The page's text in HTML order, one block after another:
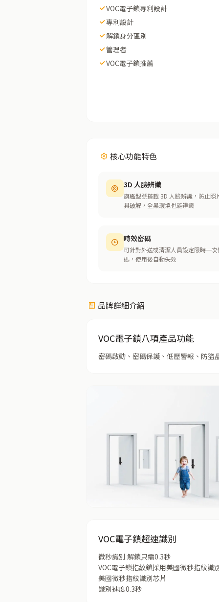
VOC電子鎖專利設計
專利設計
解鎖身分區別
管理者
VOC電子鎖推薦
核心功能特色
3D 人臉辨識
旗艦型號搭載 3D 人臉辨識，防止照
具破解，全黑環境也能辨識
時效密碼
可針對外送或清潔人員設定限時一次
碼，使用後自動失效
品牌詳細介紹
VOC電子鎖八項產品功能
密碼啟動、密碼保護、低壓警報、防盜
VOC電子鎖超速識別
微秒識別 解鎖只需0.3秒
VOC電子鎖指紋鎖採用美國微秒指紋
美國微秒指紋識別芯片
識別速度0.3秒